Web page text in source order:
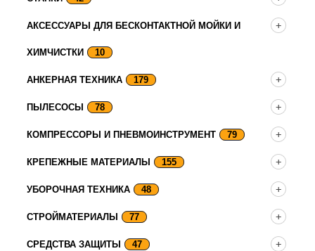
АКСЕССУАРЫ ДЛЯ БЕСКОНТАКТНОЙ МОЙКИ И
ХИМЧИСТКИ 10
АНКЕРНАЯ ТЕХНИКА 179
ПЫЛЕСОСЫ 78
КОМПРЕССОРЫ И ПНЕВМОИНСТРУМЕНТ 79
КРЕПЕЖНЫЕ МАТЕРИАЛЫ 155
УБОРОЧНАЯ ТЕХНИКА 48
СТРОЙМАТЕРИАЛЫ 77
СРЕДСТВА ЗАЩИТЫ 47